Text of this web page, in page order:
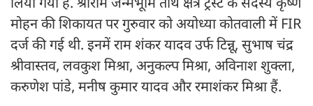
लिया गया है. श्रीराम जन्मभूमि तीर्थ क्षेत्र ट्रस्ट के सदस्य कृष्ण
मोहन की शिकायत पर गुरुवार को अयोध्या कोतवाली में FIR
दर्ज की गई थी. इनमें राम शंकर यादव उर्फ टिन्नू, सुभाष चंद्र
श्रीवास्तव, लवकुश मिश्रा, अनुकल्प मिश्रा, अविनाश शुक्ला,
करुणेश पांडे, मनीष कुमार यादव और रमाशंकर मिश्रा हैं.